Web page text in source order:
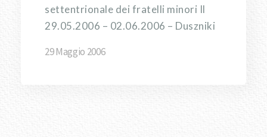
settentrionale dei fratelli minori Il
29.05.2006 – 02.06.2006 – Duszniki
29 Maggio 2006